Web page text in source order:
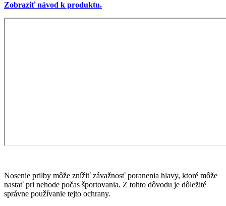
Zobraziť návod k produktu.
Nosenie prilby môže znížiť závažnosť poranenia hlavy, ktoré môže
nastať pri nehode počas športovania. Z tohto dôvodu je dôležité
správne používanie tejto ochrany.